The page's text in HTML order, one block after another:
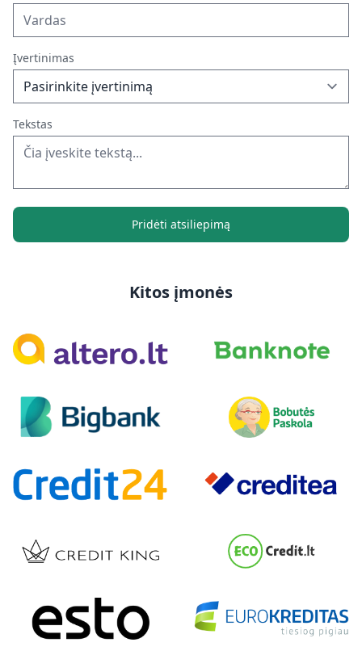
Įvertinimas
Tekstas
Pridėti atsiliepimą
Kitos įmonės